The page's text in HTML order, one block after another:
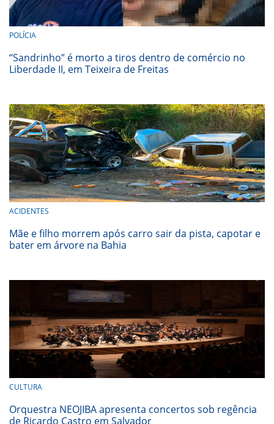
POLÍCIA
“Sandrinho” é morto a tiros dentro de comércio no
Liberdade II, em Teixeira de Freitas
ACIDENTES
Mãe e filho morrem após carro sair da pista, capotar e
bater em árvore na Bahia
CULTURA
Orquestra NEOJIBA apresenta concertos sob regência
de Ricardo Castro em Salvador